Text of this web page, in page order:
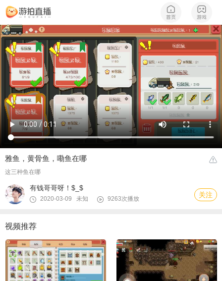
雅鱼，黄骨鱼，嘞鱼在哪
这三种鱼在哪
有钱哥哥呀！$_$
2020-03-09 未知 9263次播放 关注
视频推荐